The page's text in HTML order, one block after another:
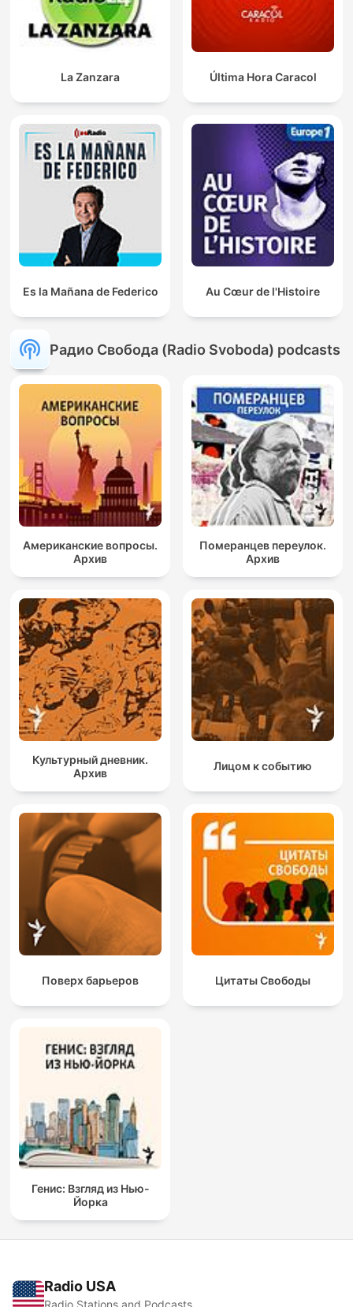
La Zanzara Última Hora Caracol
Es la Mañana de Federico Au Cœur de l'Histoire
Радио Свобода (Radio Svoboda) podcasts
Американские вопросы.
Архив
Померанцев переулок.
Архив
Культурный дневник.
Архив
Лицом к событию
Поверх барьеров Цитаты Свободы
Генис: Взгляд из Нью-
Йорка
Radio USA